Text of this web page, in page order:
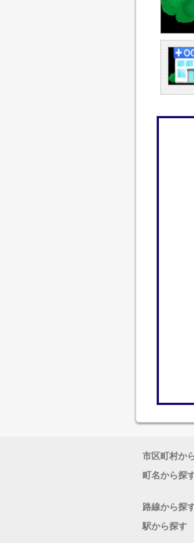
市区町村か
町名から探
路線から探
駅から探す